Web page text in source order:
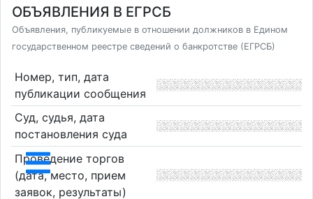
ОБЪЯВЛЕНИЯ В ЕГРСБ
Объявления, публикуемые в отношении должников в Едином
государственном реестре сведений о банкротстве (ЕГРСБ)
Номер, тип, дата
публикации сообщения
Суд, судья, дата
постановления суда
Проведение торгов
(дата, место, прием
заявок, результаты)